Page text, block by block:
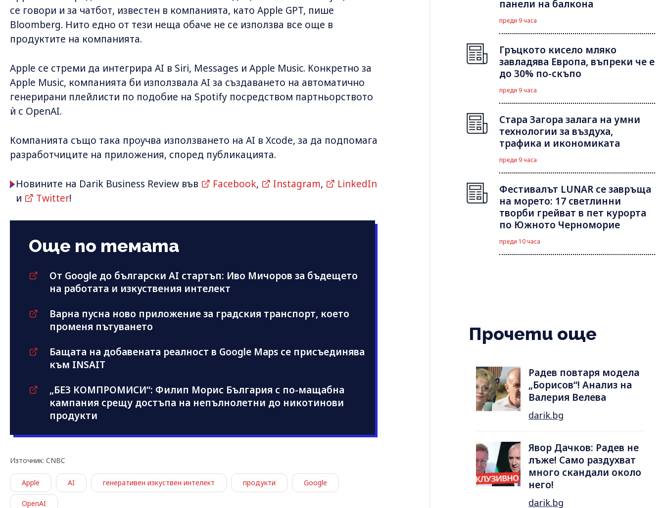
се говори и за чатбот, известен в компанията, като Apple GPT, пише
Bloomberg. Нито едно от тези неща обаче не се използва все още в
продуктите на компанията.
Apple се стреми да интегрира AI в Siri, Messages и Apple Music. Конкретно за
Apple Music, компанията би използвала AI за създаването на автоматично
генерирани плейлисти по подобие на Spotify посредством партньорството
ѝ с OpenAI.
Компанията също така проучва използването на AI в Xcode, за да подпомага
разработчиците на приложения, според публикацията.
Новините на Darik Business Review във Facebook, Instagram,
LinkedIn
и
Twitter!
Още по темата
От Google до български AI стартъп: Иво Мичоров за бъдещето
на работата и изкуствения интелект
Варна пусна ново приложение за градския транспорт, което
променя пътуването
Бащата на добавената реалност в Google Maps се присъединява
към INSAIT
„БЕЗ КОМПРОМИСИ“: Филип Морис България с по-мащабна
кампания срещу достъпа на непълнолетни до никотинови
продукти
Източник: CNBC
Apple AI генеративен изкуствен интелект продукти Google
OpenAI
панели на балкона
преди 9 часа
Гръцкото кисело мляко
завладява Европа, въпреки че е
до 30% по-скъпо
преди 9 часа
Стара Загора залага на умни
технологии за въздуха,
трафика и икономиката
преди 9 часа
Фестивалът LUNAR се завръща
на морето: 17 светлинни
творби грейват в пет курорта
по Южното Черноморие
преди 10 часа
Прочети още
Радев повтаря модела
„Борисов“! Анализ на
Валерия Велева
darik.bg
Явор Дачков: Радев не
лъже! Само раздухват
много скандали около
него!
darik.bg